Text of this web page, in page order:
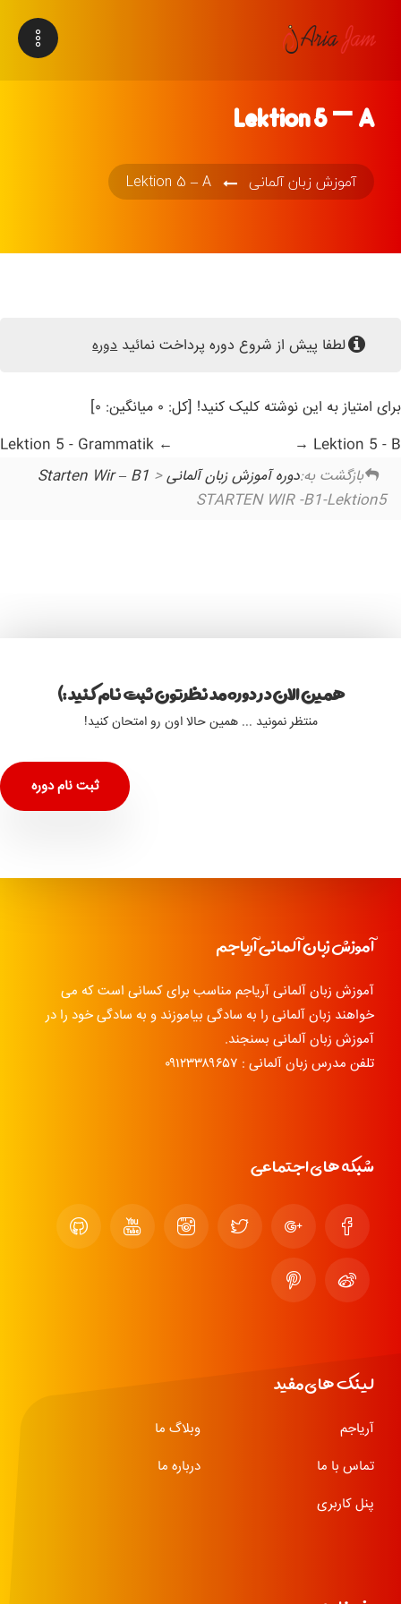
Lektion 5 – A
آموزش زبان آلمانی Lektion 5 – A
لطفا پیش از شروع دوره پرداخت نمائیددوره
برای امتیاز به این نوشته کلیک کنید! [کل: ۰ میانگین: ۰]
Lektion 5 - B
بازگشت به:دوره آموزش زبان آلمانی Starten Wir – B1>
STARTEN WIR -B1-Lektion5
همین الان در دوره مد نظرتون ثبت نام کنید :)
منتظر نمونید ... همین حالا اون رو امتحان کنید!
ثبت نام دوره
آموزش زبان آلمانی آریاجم
آموزش زبان آلمانی آریاجم مناسب برای کسانی است که می
خواهند زبان آلمانی را به سادگی بیاموزند و به سادگی خود را در
آموزش زبان آلمانی بسنجند.
تلفن مدرس زبان آلمانی : ۰۹۱۲۳۳۸۹۶۵۷
شبکه های اجتماعی
لینک های مفید
آریاجم
وبلاگ ما
تماس با ما
درباره ما
پنل کاربری